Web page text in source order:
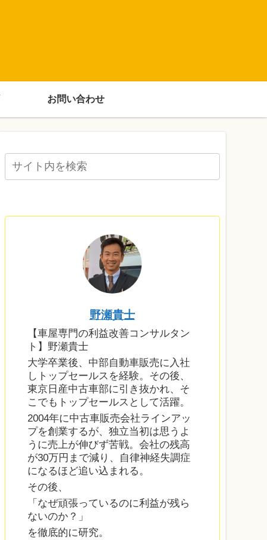
お問い合わせ
野瀬貴士
【車屋専門の利益改善コンサルタン
ト】野瀬貴士
大学卒業後、中部自動車販売に入社
しトップセールスを経験。その後、
東京日産中古車部に引き抜かれ、そ
こでもトップセールスとして活躍。
2004年に中古車販売会社ラインアッ
プを創業するが、独立当初は思うよ
うに売上が伸びず苦戦。会社の残高
が30万円まで減り、自律神経失調症
になるほど追い込まれる。
その後、
「なぜ頑張っているのに利益が残ら
ないのか？」
を徹底的に研究。